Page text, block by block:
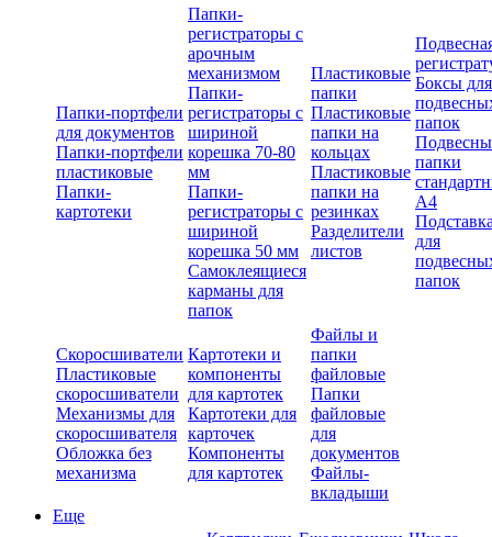
Папки-портфели
для документов
Папки-портфели
пластиковые
Папки-
картотеки
Папки-
регистраторы с
арочным
механизмом
Папки-
регистраторы с
шириной
корешка 70-80
мм
Папки-
регистраторы с
шириной
корешка 50 мм
Самоклеящиеся
карманы для
папок
Пластиковые
папки
Пластиковые
папки на
кольцах
Пластиковые
папки на
резинках
Разделители
листов
Боксы для
папок
папки
А4
для
папок
Скоросшиватели
Пластиковые
скоросшиватели
Механизмы для
скоросшивателя
Обложка без
механизма
Картотеки и
компоненты
для картотек
Картотеки для
карточек
Компоненты
для картотек
Файлы и
папки
файловые
Папки
файловые
для
документов
Файлы-
вкладыши
Еще